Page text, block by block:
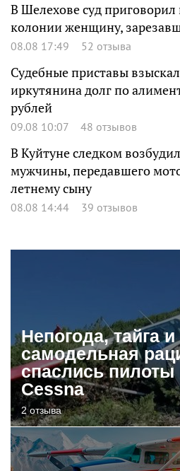
В Шелехове суд приговорил
колонии женщину,
08.08 17:49 52 отзыва
Судебные приставы
иркутянина долг по
рублей
09.08 10:07 48 отзывов
В Куйтуне следком
мужчины, передавшего
летнему сыну
08.08 14:44 39 отзывов
Непогода, тайга и
самодельная
спаслись пилоты
Cessna
2 отзыва